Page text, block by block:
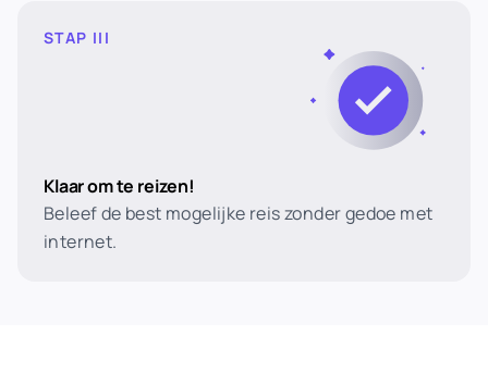
STAP III
Klaar om te reizen!
Beleef de best mogelijke reis zonder gedoe met
internet.